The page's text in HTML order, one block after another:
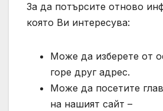
За да потърсите отново
която Ви интересува:
Може да изберете от
горе друг адрес.
Може да посетите
на нашият сайт –